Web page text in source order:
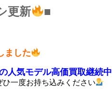
更新 ■
ました
人気モデル高価買取継続中
一度お持ち込みください